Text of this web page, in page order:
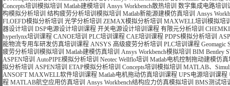
Concepts培训模拟培训 Matlab建模培训 Ansys Workbench散热培训 数字集成电路培训
构模拟分析培训 结构疲劳分析培训模拟培训 Matlab新能源建模仿真培训 Ansys
FLOEFD模拟分析培训 光学分析培训 ZEMAX模拟分析培训 MAXWELL培训模拟培
器设计培训 DSP电源设计培训课程 开关电源设计培训课程 有限元分析培训
hyperlynx培训课程 CANOE培训 PLC培训课程 CAE培训课程 PDPS模拟分析培训
能物流专用车研发仿真培训课程 ANSYS 高级疲劳分析培训 PLC培训课程 Geomagic
疲劳分析培训模拟培训 Matlab建模仿真培训 Ansys Workbench模拟培训 BIM Bentley
ASPEN培训 AutoPIPE模拟分析培训 Neotec Wellflo培训 Matlab电机控制拖动建模仿真
拟分析培训 ASPEN培训 ETAP模拟分析培训 Concepts培训模拟培训 MATLAB、
ANSOFT MAXWELL软件培训课程 Matlab电机拖动仿真培训课程 UPS电源培训课程
程 MATLAB航空应用仿真培训 Ansys Workbench结构应力仿真模拟培训 BMS测试培